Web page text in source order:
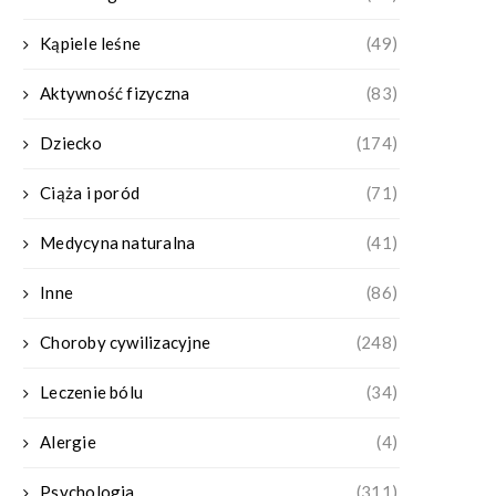
Kąpiele leśne (49)
Aktywność fizyczna (83)
Dziecko (174)
Ciąża i poród (71)
Medycyna naturalna (41)
Inne (86)
Choroby cywilizacyjne (248)
Leczenie bólu (34)
Alergie (4)
Psychologia (311)